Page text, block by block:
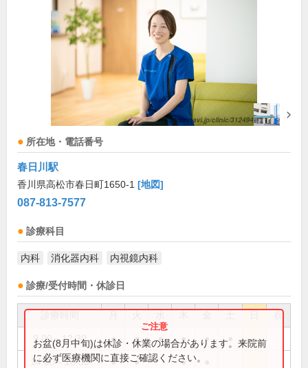
所在地・電話番号
春日川駅
香川県高松市春日町1650-1 [地図]
087-813-7577
診療科目
内科 消化器内科 内視鏡内科
診療/受付時間・休診日
祝
9:00～12:30 ● ● ● ● ●
14:00～18:00 ● ● ●
お盆(8月中旬)は休診・休業の場合があります。来院前
に必ず医療機関に直接ご確認ください。